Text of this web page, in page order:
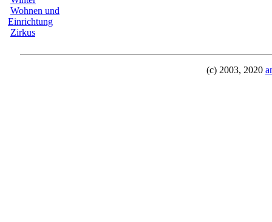
Wohnen und
Einrichtung
Zirkus
(c) 2003, 2020